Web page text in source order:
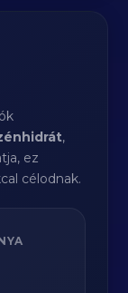
,
ez
célodnak.